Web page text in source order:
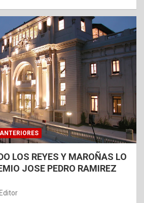
LOS REYES Y MAROÑAS LO
JOSE PEDRO RAMIREZ
Editor